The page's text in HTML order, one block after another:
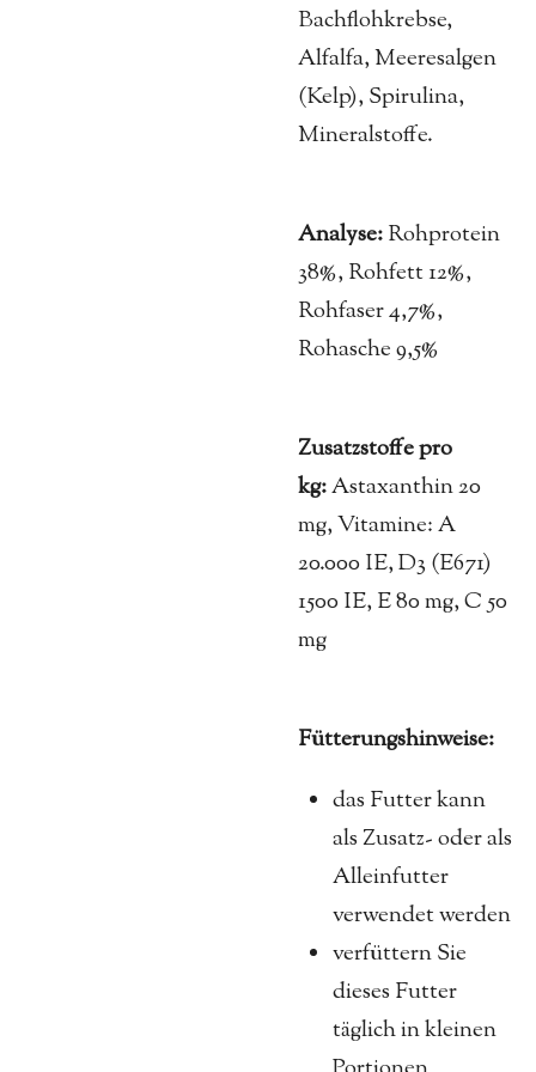
Bachflohkrebse,
Alfalfa, Meeresalgen
(Kelp), Spirulina,
Mineralstoffe.
Analyse:Rohprotein
38%, Rohfett 12%,
Rohfaser 4,7%,
Rohasche 9,5%
Zusatzstoffe pro
kg:Astaxanthin 20
mg, Vitamine: A
20.000 IE, D3 (E671)
1500 IE, E 80 mg, C 50
mg
Fütterungshinweise:
das Futter kann
als Zusatz- oder als
Alleinfutter
verwendet werden
verfüttern Sie
dieses Futter
täglich in kleinen